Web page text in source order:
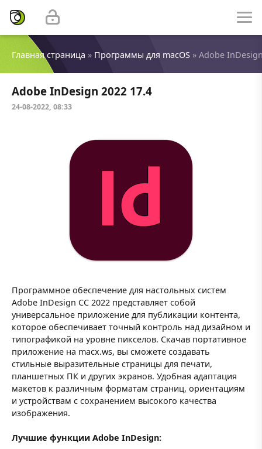
Главная страница » Программы для macOS » Adobe
Adobe InDesign 2022 17.4
24-08-2022, 08:33
Программное обеспечение для настольных систем
Adobe InDesign CC 2022 представляет собой
универсальное приложение для публикации контента,
которое обеспечивает точный контроль над дизайном и
типографикой на уровне пикселов. Скачав портативное
приложение на macx.ws, вы сможете создавать
стильные выразительные страницы для печати,
планшетных ПК и других экранов. Удобная адаптация
макетов к различным форматам страниц, ориентациям
и устройствам с сохранением высокого качества
изображения.
Лучшие функции Adobe InDesign: